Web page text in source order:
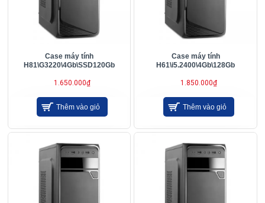
Case máy tính
H81\G3220\4Gb\SSD120Gb
1.650.000₫
Thêm vào giỏ
Case máy tính
H61\i5.2400\4Gb\128Gb
1.850.000₫
Thêm vào giỏ